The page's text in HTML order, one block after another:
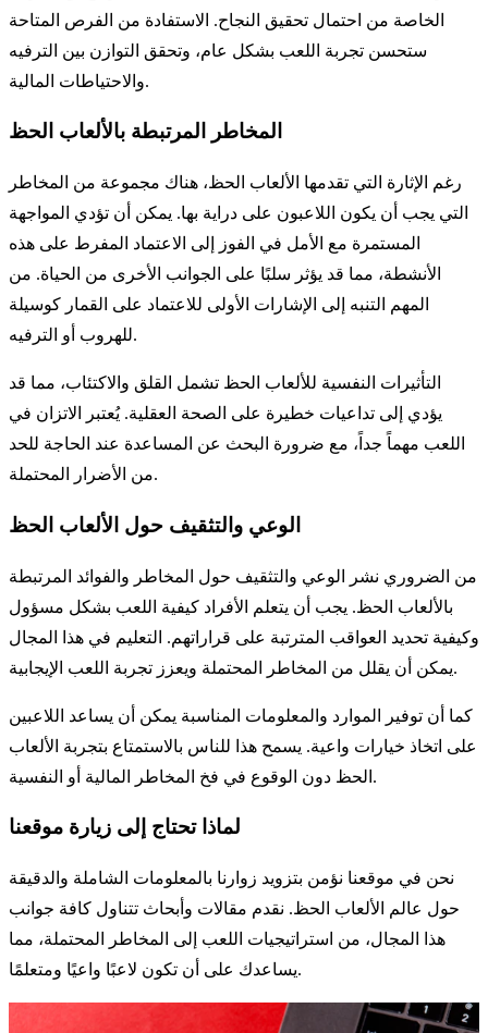
الخاصة من احتمال تحقيق النجاح. الاستفادة من الفرص المتاحة
ستحسن تجربة اللعب بشكل عام، وتحقق التوازن بين الترفيه
والاحتياطات المالية.
المخاطر المرتبطة بالألعاب الحظ
رغم الإثارة التي تقدمها الألعاب الحظ، هناك مجموعة من المخاطر
التي يجب أن يكون اللاعبون على دراية بها. يمكن أن تؤدي المواجهة
المستمرة مع الأمل في الفوز إلى الاعتماد المفرط على هذه
الأنشطة، مما قد يؤثر سلبًا على الجوانب الأخرى من الحياة. من
المهم التنبه إلى الإشارات الأولى للاعتماد على القمار كوسيلة
للهروب أو الترفيه.
التأثيرات النفسية للألعاب الحظ تشمل القلق والاكتئاب، مما قد
يؤدي إلى تداعيات خطيرة على الصحة العقلية. يُعتبر الاتزان في
اللعب مهماً جداً، مع ضرورة البحث عن المساعدة عند الحاجة للحد
من الأضرار المحتملة.
الوعي والتثقيف حول الألعاب الحظ
من الضروري نشر الوعي والتثقيف حول المخاطر والفوائد المرتبطة
بالألعاب الحظ. يجب أن يتعلم الأفراد كيفية اللعب بشكل مسؤول
وكيفية تحديد العواقب المترتبة على قراراتهم. التعليم في هذا المجال
يمكن أن يقلل من المخاطر المحتملة ويعزز تجربة اللعب الإيجابية.
كما أن توفير الموارد والمعلومات المناسبة يمكن أن يساعد اللاعبين
على اتخاذ خيارات واعية. يسمح هذا للناس بالاستمتاع بتجربة الألعاب
الحظ دون الوقوع في فخ المخاطر المالية أو النفسية.
لماذا تحتاج إلى زيارة موقعنا
نحن في موقعنا نؤمن بتزويد زوارنا بالمعلومات الشاملة والدقيقة
حول عالم الألعاب الحظ. نقدم مقالات وأبحاث تتناول كافة جوانب
هذا المجال، من استراتيجيات اللعب إلى المخاطر المحتملة، مما
يساعدك على أن تكون لاعبًا واعيًا ومتعلمًا.